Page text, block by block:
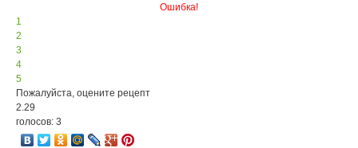
Ошибка!
1
2
3
4
5
Пожалуйста, оцените рецепт
2.29
голосов: 3